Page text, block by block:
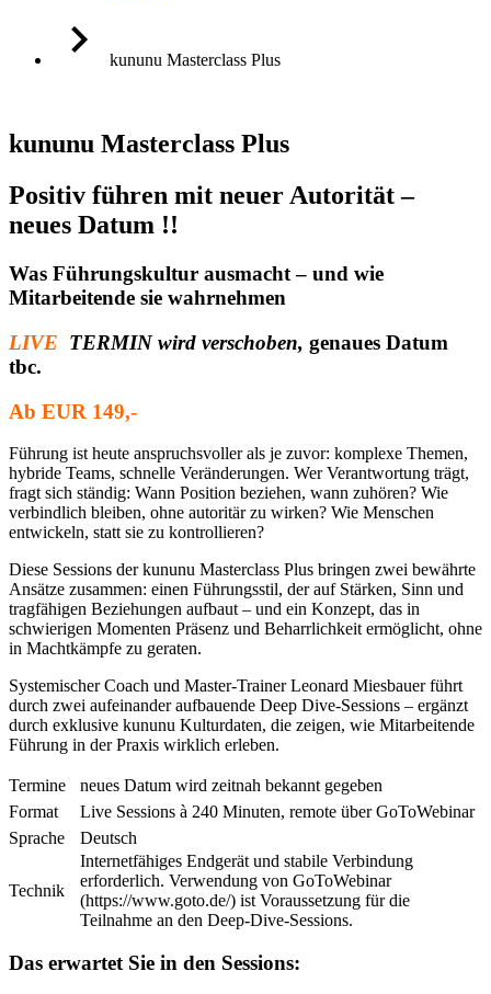
kununu Masterclass Plus
kununu Masterclass Plus
Positiv führen mit neuer Autorität –
neues Datum !!
Was Führungskultur ausmacht – und wie
Mitarbeitende sie wahrnehmen
LIVE TERMIN wird verschoben, genaues Datum
tbc.
Ab EUR 149,-
Führung ist heute anspruchsvoller als je zuvor: komplexe Themen,
hybride Teams, schnelle Veränderungen. Wer Verantwortung trägt,
fragt sich ständig: Wann Position beziehen, wann zuhören? Wie
verbindlich bleiben, ohne autoritär zu wirken? Wie Menschen
entwickeln, statt sie zu kontrollieren?
Diese Sessions der kununu Masterclass Plus bringen zwei bewährte
Ansätze zusammen: einen Führungsstil, der auf Stärken, Sinn und
tragfähigen Beziehungen aufbaut – und ein Konzept, das in
schwierigen Momenten Präsenz und Beharrlichkeit ermöglicht, ohne
in Machtkämpfe zu geraten.
Systemischer Coach und Master-Trainer Leonard Miesbauer führt
durch zwei aufeinander aufbauende Deep Dive-Sessions – ergänzt
durch exklusive kununu Kulturdaten, die zeigen, wie Mitarbeitende
Führung in der Praxis wirklich erleben.
Termine
neues Datum wird zeitnah bekannt gegeben
Format
Live Sessions à 240 Minuten, remote über GoToWebinar
Sprache
Deutsch
Technik
Internetfähiges Endgerät und stabile Verbindung
erforderlich. Verwendung von GoToWebinar
(https://www.goto.de/) ist Voraussetzung für die
Teilnahme an den Deep-Dive-Sessions.
Das erwartet Sie in den Sessions: